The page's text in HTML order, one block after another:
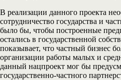
В реализации данного проекта
сотрудничество государства и
было бы, чтобы построенные
остались в государственной
показывает, что частный бизнес
организации работы малых и
данный нацпроект мог бы
государственно-частного